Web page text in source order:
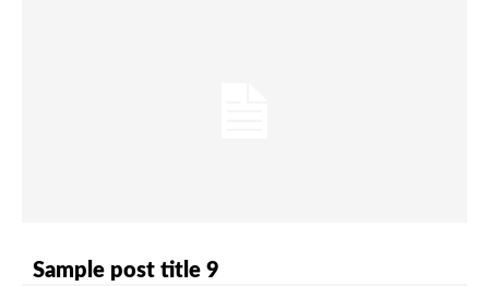
Sample post title 9